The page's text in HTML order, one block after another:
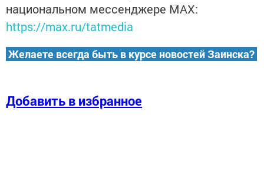
национальном мессенджере MАХ:
https://max.ru/tatmedia
Желаете всегда быть в курсе новостей Заинска?
Добавить в избранное